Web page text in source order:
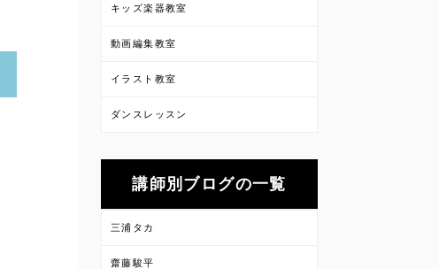
キッズ楽器教室
動画編集教室
イラスト教室
ダンスレッスン
講師別ブログの一覧
三浦タカ
齋藤駿平